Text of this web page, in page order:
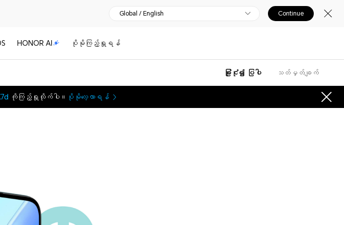
Global / English Continue
HONOR AI ပိုမိုကြည့်ရှုရန်
ခြုံငုံ၍ ပြပါ သတ်မှတ်ချက်
ကိုကြည့်ရှုလိုက်ပါ။ ပိုမိုလေ့လာရန်